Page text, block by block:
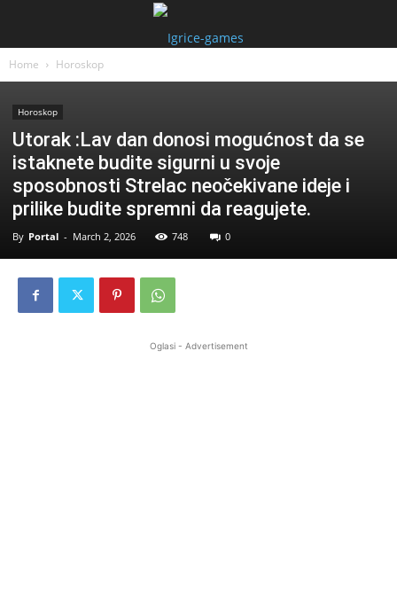
Home Horoskop
Horoskop
Utorak :Lav dan donosi mogućnost da se
istaknete budite sigurni u svoje
sposobnosti Strelac neočekivane ideje i
prilike budite spremni da reagujete.
By Portal - March 2, 2026 748 0
Oglasi - Advertisement